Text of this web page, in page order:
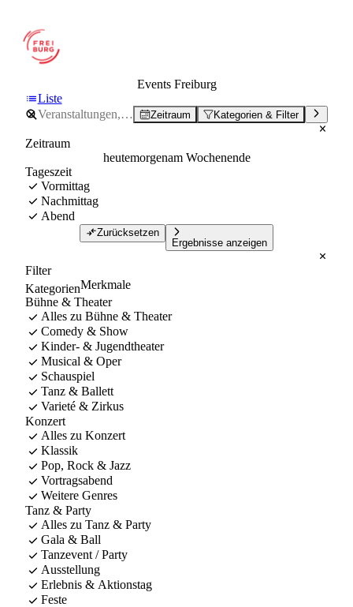
Events Freiburg
Liste
Zeitraum Kategorien & Filter
Zeitraum
heutemorgenam Wochenende
Tageszeit
Vormittag
Nachmittag
Abend
Zurücksetzen
Ergebnisse anzeigen
Filter
KategorienMerkmale
Bühne & Theater
Alles zu Bühne & Theater
Comedy & Show
Kinder- & Jugendtheater
Musical & Oper
Schauspiel
Tanz & Ballett
Varieté & Zirkus
Konzert
Alles zu Konzert
Klassik
Pop, Rock & Jazz
Vortragsabend
Weitere Genres
Tanz & Party
Alles zu Tanz & Party
Gala & Ball
Tanzevent / Party
Ausstellung
Erlebnis & Aktionstag
Feste